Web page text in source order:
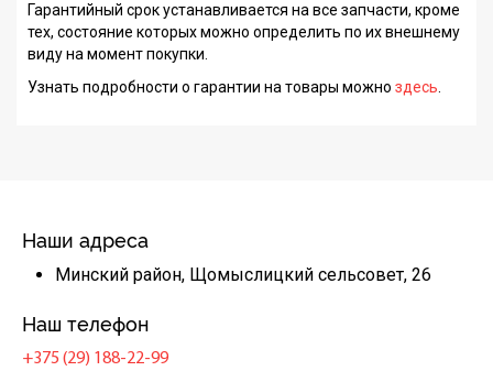
Гарантийный срок устанавливается на все запчасти, кроме
тех, состояние которых можно определить по их внешнему
виду на момент покупки.
Узнать подробности о гарантии на товары можно здесь.
Наши адреса
Минский район, Щомыслицкий сельсовет, 26
Наш телефон
+375 (29) 188-22-99